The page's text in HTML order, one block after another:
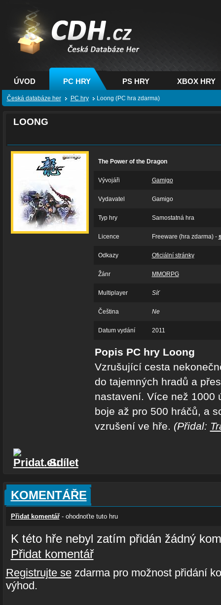
CDH.cz - hry na PC,
PS, XBOX - Česká
databáze her
ÚVOD PC HRY PS HRY XBOX HRY
Česká databáze her PC hry Loong (PC hra zdarma)
LOONG
The Power of the Dragon
Vývojáři Gamigo
Vydavatel Gamigo
Typ hry Samostatná hra
Licence Freeware (hra zdarma) -
Odkazy Oficiální stránky
Žánr MMORPG
Multiplayer Síť
Čeština Ne
Datum vydání 2011
Popis PC hry Loong
Vzrušující cesta
do tajemných hradů a
nastavení. Více než 1000
boje až pro 500 hráčů, a
vzrušení ve hře. (Přidal:
Sdílet
KOMENTÁŘE
Přidat komentář- ohodnoťte tuto hru
K této hře nebyl zatím přidán žádný
Přidat komentář
Registrujte sezdarma pro možnost přidání
výhod.